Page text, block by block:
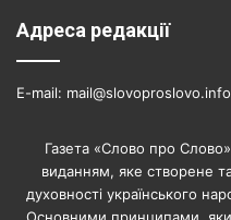
Адреса редакції
E-mail:
Газета «Слово про
виданням, яке створене
духовності українського